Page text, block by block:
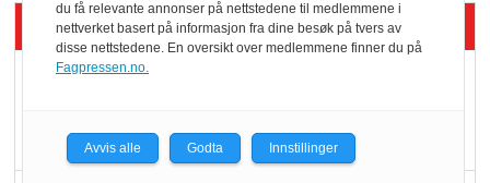
Siste artikler - Økologisk
melkemangel
du få relevante annonser på nettstedene til medlemmene i
nettverket basert på informasjon fra dine besøk på tvers av
disse nettstedene. En oversikt over medlemmene finner du på
Fagpressen.no.
Avvis alle Godta Innstillinger